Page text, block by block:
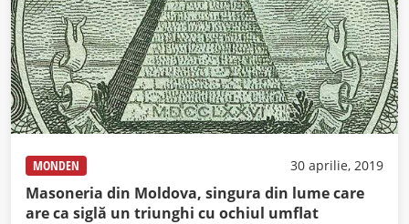
MONDEN 30 aprilie, 2019
Masoneria din Moldova, singura din lume care
are ca siglă un triunghi cu ochiul umflat